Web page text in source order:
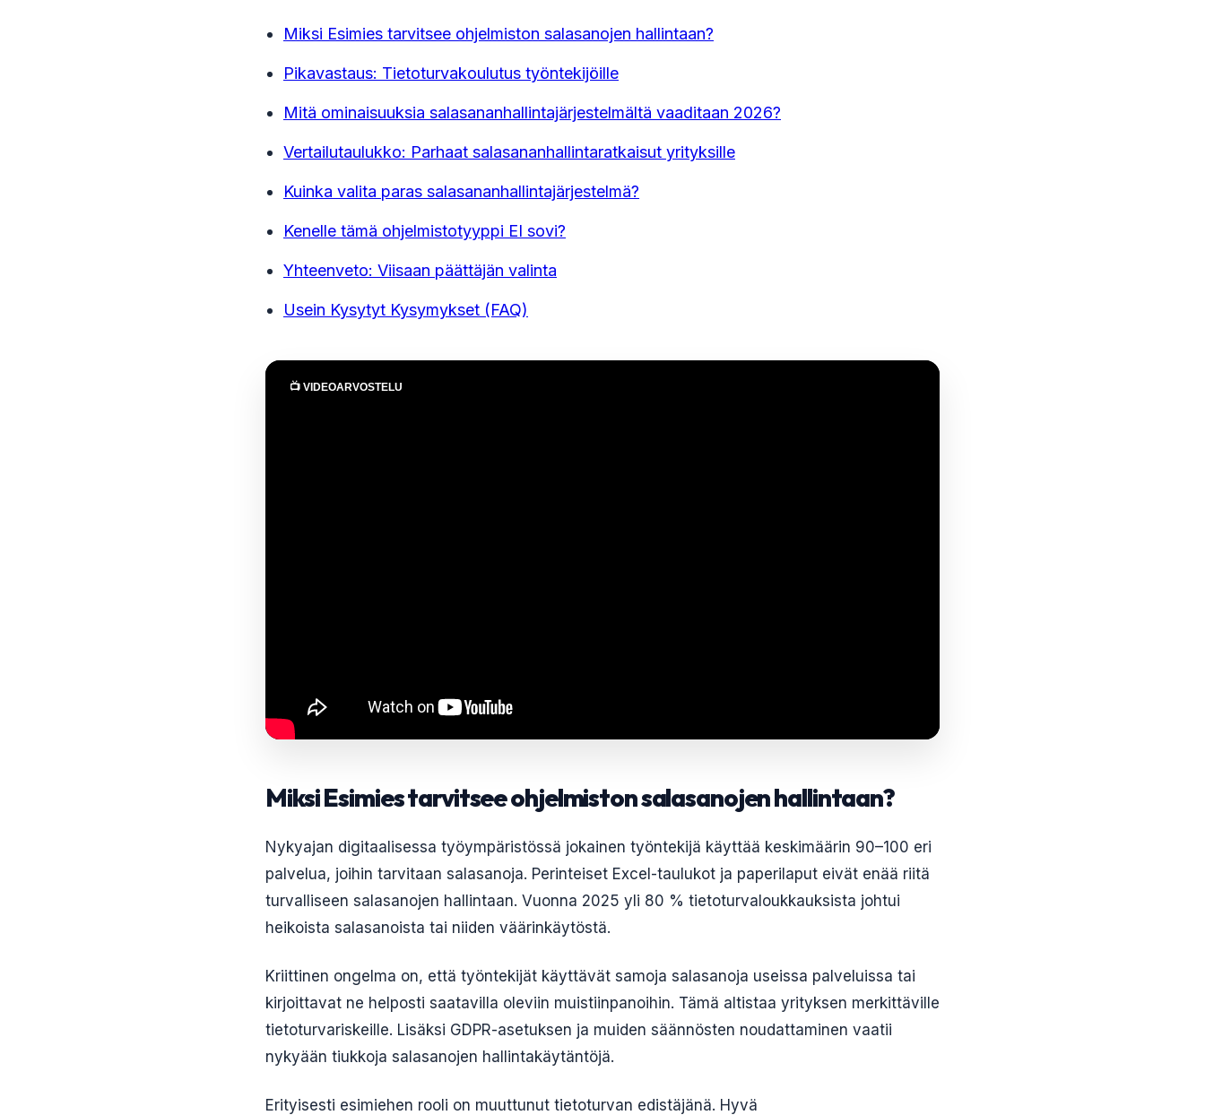
Miksi Esimies tarvitsee ohjelmiston salasanojen hallintaan?
Pikavastaus: Tietoturvakoulutus työntekijöille
Mitä ominaisuuksia salasananhallintajärjestelmältä vaaditaan 2026?
Vertailutaulukko: Parhaat salasananhallintaratkaisut yrityksille
Kuinka valita paras salasananhallintajärjestelmä?
Kenelle tämä ohjelmistotyyppi EI sovi?
Yhteenveto: Viisaan päättäjän valinta
Usein Kysytyt Kysymykset (FAQ)
📺 VIDEOARVOSTELU
Miksi Esimies tarvitsee ohjelmiston salasanojen hallintaan?
Nykyajan digitaalisessa työympäristössä jokainen työntekijä käyttää keskimäärin 90–100 eri
palvelua, joihin tarvitaan salasanoja. Perinteiset Excel-taulukot ja paperilaput eivät enää riitä
turvalliseen salasanojen hallintaan. Vuonna 2025 yli 80 % tietoturvaloukkauksista johtui
heikoista salasanoista tai niiden väärinkäytöstä.
Kriittinen ongelma on, että työntekijät käyttävät samoja salasanoja useissa palveluissa tai
kirjoittavat ne helposti saatavilla oleviin muistiinpanoihin. Tämä altistaa yrityksen merkittäville
tietoturvariskeille. Lisäksi GDPR-asetuksen ja muiden säännösten noudattaminen vaatii
nykyään tiukkoja salasanojen hallintakäytäntöjä.
Erityisesti esimiehen rooli on muuttunut tietoturvan edistäjänä. Hyvä